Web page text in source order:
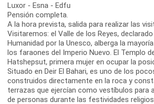
Luxor - Esna - Edfu
Pensión completa.
A la hora prevista, salida para realizar las
Visitaremos: el Valle de los Reyes,
Humanidad por la Unesco, alberga la
los faraones del Imperio Nuevo. El Templo
Hatshepsut, primera mujer en ocupar la
Situado en Deir El Bahari, es uno de los
construidos directamente en la roca y
terrazas que ejercían como vestíbulos para
de personas durante las festividades